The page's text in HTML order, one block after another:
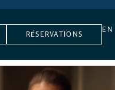
RÉSERVATIONS
EN